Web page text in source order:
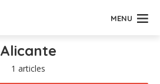
MENU
Alicante
1 articles